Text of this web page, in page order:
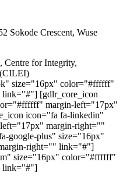
Sokode Crescent, Wuse
Centre for Integrity,
size="16px" color="#ffffff"
[gdlr_core_icon
margin-left="17px"
icon="fa fa-linkedin"
margin-right=""
google-plus" size="16px"
right="" link="#"]
size="16px" color="#ffffff"
link="#"]